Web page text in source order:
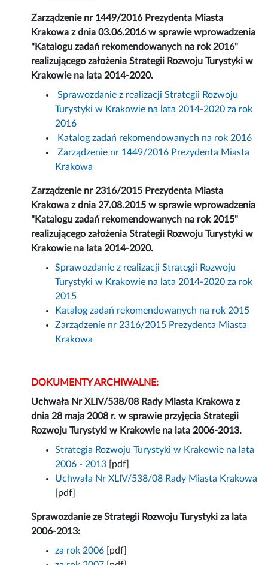
Zarządzenie nr 1449/2016 Prezydenta Miasta
Krakowa z dnia 03.06.2016 w sprawie wprowadzenia
"Katalogu zadań rekomendowanych na rok 2016"
realizującego założenia Strategii Rozwoju Turystyki w
Krakowie na lata 2014-2020.
Sprawozdanie z realizacji Strategii Rozwoju
Turystyki w Krakowie na lata 2014-2020 za rok
2016
Katalog zadań rekomendowanych na rok 2016
Zarządzenie nr 1449/2016 Prezydenta Miasta
Krakowa
Zarządzenie nr 2316/2015 Prezydenta Miasta
Krakowa z dnia 27.08.2015 w sprawie wprowadzenia
"Katalogu zadań rekomendowanych na rok 2015"
realizującego założenia Strategii Rozwoju Turystyki w
Krakowie na lata 2014-2020.
Sprawozdanie z realizacji Strategii Rozwoju
Turystyki w Krakowie na lata 2014-2020 za rok
2015
Katalog zadań rekomendowanych na rok 2015
Zarządzenie nr 2316/2015 Prezydenta Miasta
Krakowa
DOKUMENTY ARCHIWALNE:
Uchwała Nr XLIV/538/08 Rady Miasta Krakowa z
dnia 28 maja 2008 r. w sprawie przyjęcia Strategii
Rozwoju Turystyki w Krakowie na lata 2006-2013.
Strategia Rozwoju Turystyki w Krakowie na lata
2006 - 2013 [pdf]
Uchwała Nr XLIV/538/08 Rady Miasta Krakowa
[pdf]
Sprawozdanie ze Strategii Rozwoju Turystyki za lata
2006-2013:
za rok 2006 [pdf]